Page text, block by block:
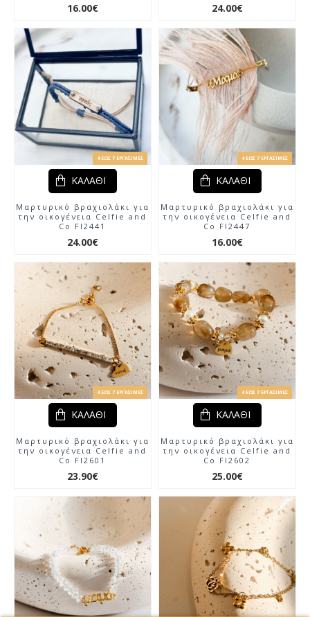
16.00€ 24.00€
4 ΈΩΣ 7 ΕΡΓΆΣΙΜΕΣ
Μαρτυρικό βραχιολάκι για
την οικογένεια Celfie and
Co Fl2441
24.00€
ΚΑΛΆΘΙ
4 ΈΩΣ 7 ΕΡΓΆΣΙΜΕΣ
Μαρτυρικό βραχιολάκι για
την οικογένεια Celfie and
Co Fl2447
16.00€
ΚΑΛΆΘΙ
4 ΈΩΣ 7 ΕΡΓΆΣΙΜΕΣ
Μαρτυρικό βραχιολάκι για
την οικογένεια Celfie and
Co Fl2601
23.90€
ΚΑΛΆΘΙ
4 ΈΩΣ 7 ΕΡΓΆΣΙΜΕΣ
Μαρτυρικό βραχιολάκι για
την οικογένεια Celfie and
Co Fl2602
25.00€
ΚΑΛΆΘΙ